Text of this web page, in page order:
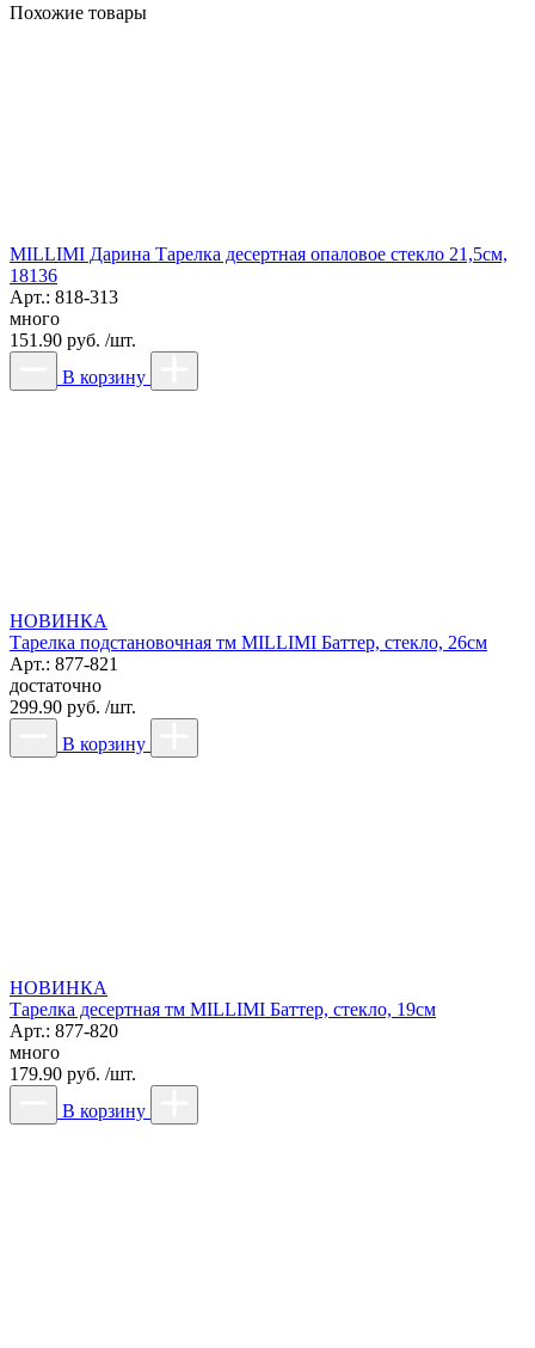
Похожие товары
MILLIMI Дарина Тарелка десертная опаловое стекло 21,5см,
18136
Арт.: 818-313
много
151.90 руб. /шт.
В корзину
НОВИНКА
Тарелка подстановочная тм MILLIMI Баттер, стекло, 26см
Арт.: 877-821
достаточно
299.90 руб. /шт.
В корзину
НОВИНКА
Тарелка десертная тм MILLIMI Баттер, стекло, 19см
Арт.: 877-820
много
179.90 руб. /шт.
В корзину